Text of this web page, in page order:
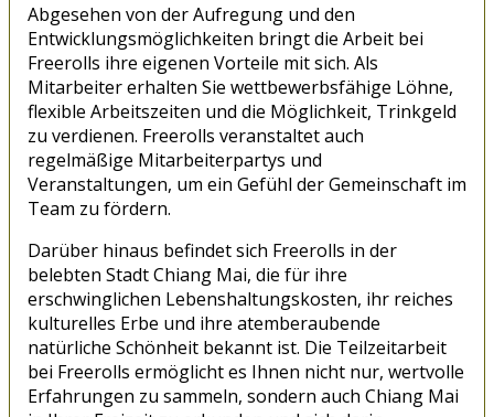
Abgesehen von der Aufregung und den
Entwicklungsmöglichkeiten bringt die Arbeit bei
Freerolls ihre eigenen Vorteile mit sich. Als
Mitarbeiter erhalten Sie wettbewerbsfähige Löhne,
flexible Arbeitszeiten und die Möglichkeit, Trinkgeld
zu verdienen. Freerolls veranstaltet auch
regelmäßige Mitarbeiterpartys und
Veranstaltungen, um ein Gefühl der Gemeinschaft im
Team zu fördern.
Darüber hinaus befindet sich Freerolls in der
belebten Stadt Chiang Mai, die für ihre
erschwinglichen Lebenshaltungskosten, ihr reiches
kulturelles Erbe und ihre atemberaubende
natürliche Schönheit bekannt ist. Die Teilzeitarbeit
bei Freerolls ermöglicht es Ihnen nicht nur, wertvolle
Erfahrungen zu sammeln, sondern auch Chiang Mai